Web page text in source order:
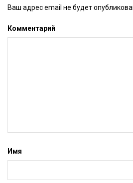
Ваш адрес email не будет
Комментарий
Имя